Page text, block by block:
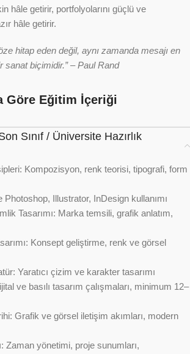
hâle getirir, portfolyolarını güçlü ve
hâle getirir.
hitap eden değil, aynı zamanda mesajı en
sanat biçimidir.” – Paul Rand
Göre Eğitim İçeriği
Sınıf / Üniversite Hazırlık
Kompozisyon, renk teorisi, tipografi, form
Photoshop, Illustrator, InDesign kullanımı
Tasarımı: Marka temsili, grafik anlatım,
Konsept geliştirme, renk ve görsel
Yaratıcı çizim ve karakter tasarımı
ve basılı tasarım çalışmaları, minimum 12–
Grafik ve görsel iletişim akımları, modern
Zaman yönetimi, proje sunumları,